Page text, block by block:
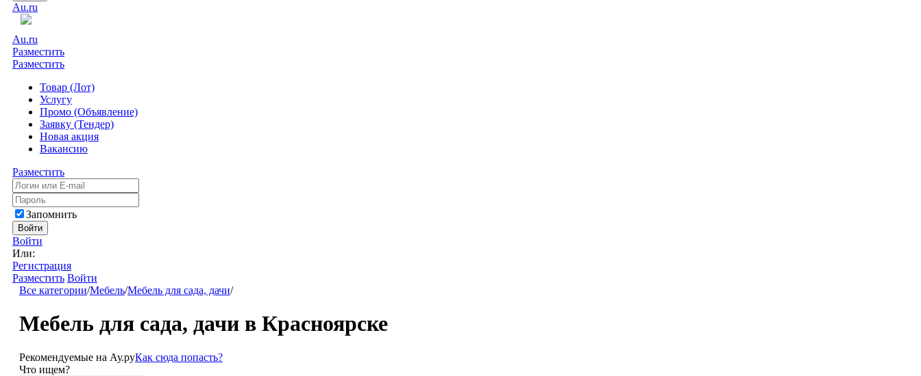
Au.ru
Au.ru
Разместить
Разместить
Товар (Лот)
Услугу
Промо (Объявление)
Заявку (Тендер)
Новая акция
Вакансию
Разместить
Запомнить
Войти
Войти
Или:
Регистрация
Разместить Войти
Все категории/Мебель/Мебель для сада, дачи/
Мебель для сада, дачи в Красноярске
Рекомендуемые на Ау.руКак сюда попасть?
Что ищем?